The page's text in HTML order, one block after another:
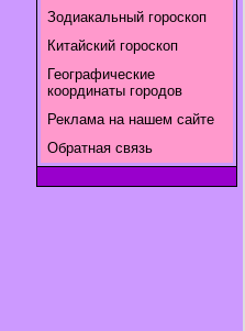
Зодиакальный гороскоп
Китайский гороскоп
Географические
координаты городов
Реклама на нашем сайте
Обратная связь